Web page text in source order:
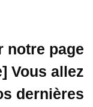
notre page
Vous allez
dernières